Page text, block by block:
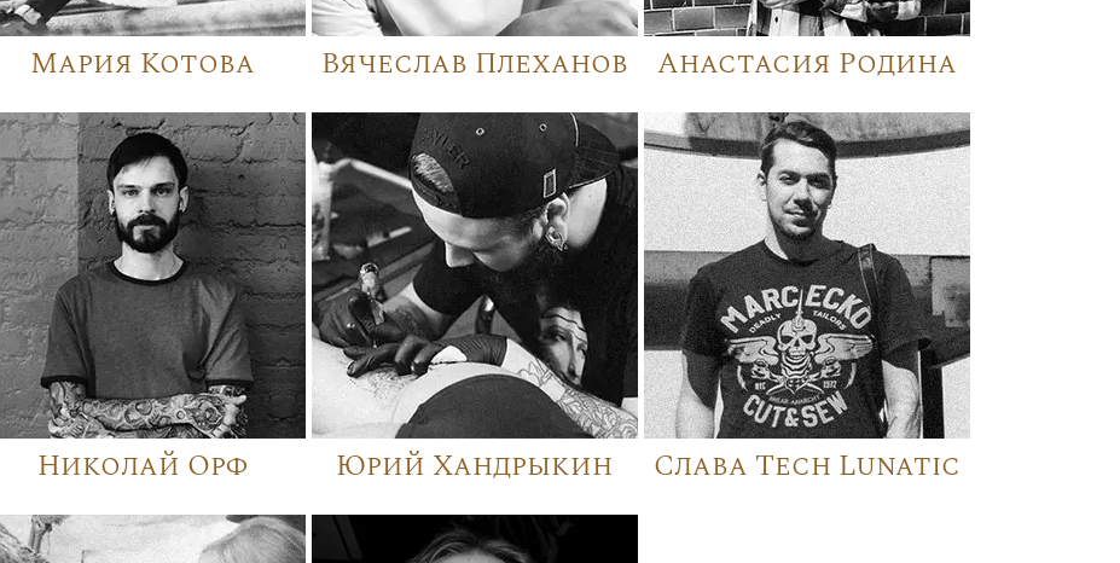
Мария Котова Вячеслав Плеханов Анастасия Родина
Николай Орф Юрий Хандрыкин Слава Tech Lunatic